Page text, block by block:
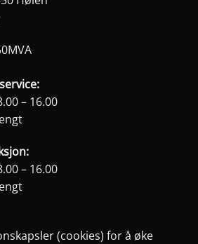
– 16.00
– 16.00
(cookies) for å øke